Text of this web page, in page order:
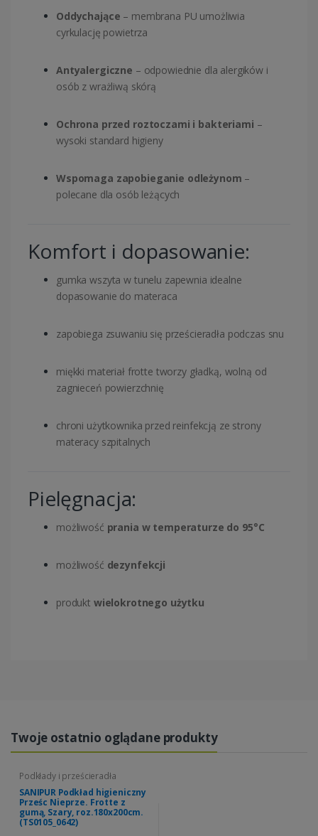
Oddychające – membrana PU umożliwia
cyrkulację powietrza
Antyalergiczne – odpowiednie dla alergików i
osób z wrażliwą skórą
Ochrona przed roztoczami i bakteriami –
wysoki standard higieny
Wspomaga zapobieganie odleżynom –
polecane dla osób leżących
Komfort i dopasowanie:
gumka wszyta w tunelu zapewnia idealne
dopasowanie do materaca
zapobiega zsuwaniu się prześcieradła podczas snu
miękki materiał frotte tworzy gładką, wolną od
zagnieceń powierzchnię
chroni użytkownika przed reinfekcją ze strony
materacy szpitalnych
Pielęgnacja:
możliwość prania w temperaturze do 95°C
możliwość dezynfekcji
produkt wielokrotnego użytku
Twoje ostatnio oglądane produkty
Podkłady i prześcieradła
SANIPUR Podkład higieniczny
Prześc Nieprze. Frotte z
gumą, Szary, roz.180x200cm.
(TS0105_0642)